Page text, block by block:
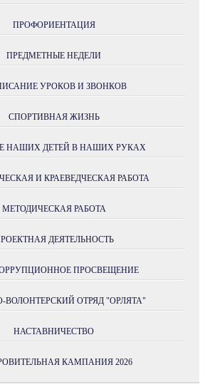
ПРОФОРИЕНТАЦИЯ
ПРЕДМЕТНЫЕ НЕДЕЛИ
УРОКОВ И ЗВОНКОВ
СПОРТИВНАЯ ЖИЗНЬ
НАШИХ ДЕТЕЙ В НАШИХ РУКАХ
И КРАЕВЕДЧЕСКАЯ РАБОТА
МЕТОДИЧЕСКАЯ РАБОТА
ДЕЯТЕЛЬНОСТЬ
ПРОСВЕЩЕНИЕ
ВОЛОНТЕРСКИЙ ОТРЯД "ОРЛЯТА"
НАСТАВНИЧЕСТВО
КАМПАНИЯ 2026